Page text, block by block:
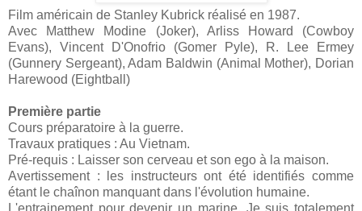
Film américain de Stanley Kubrick réalisé en 1987.
Avec Matthew Modine (Joker), Arliss Howard (Cowboy
Evans), Vincent D'Onofrio (Gomer Pyle), R. Lee Ermey
(Gunnery Sergeant), Adam Baldwin (Animal Mother), Dorian
Harewood (Eightball)
Première partie
Cours préparatoire à la guerre.
Travaux pratiques : Au Vietnam.
Pré-requis : Laisser son cerveau et son ego à la maison.
Avertissement : les instructeurs ont été identifiés comme
étant le chaînon manquant dans l'évolution humaine.
L'entrainement pour devenir un marine. Je suis totalement